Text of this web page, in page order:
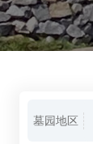
墓园地区